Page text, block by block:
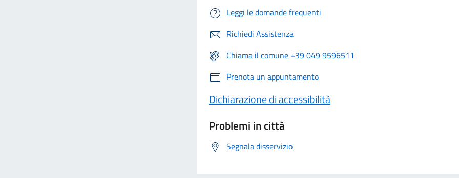
Leggi le domande frequenti
Richiedi Assistenza
Chiama il comune +39 049 9596511
Prenota un appuntamento
Dichiarazione di accessibilità
Problemi in città
Segnala disservizio